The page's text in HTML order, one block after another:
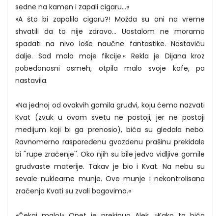
sedne na kamen i zapali cigaru...«
»A što bi zapalilo cigaru?! Možda su oni na vreme
shvatili da to nije zdravo... Uostalom ne moramo
spadati na nivo loše naučne fantastike. Nastaviću
dalje. Sad malo moje fikcije.« Rekla je Dijana kroz
pobedonosni osmeh, otpila malo svoje kafe, pa
nastavila.
»Na jednoj od ovakvih gomila grudvi, koju ćemo nazvati
Kvat (zvuk u ovom svetu ne postoji, jer ne postoji
medijum koji bi ga prenosio), bića su gledala nebo.
Ravnomerno raspoređenu gvozdenu prašinu prekidale
bi ''rupe zračenje''. Oko njih su bile jedva vidljive gomile
grudvaste materije. Takav je bio i Kvat. Na nebu su
sevale nuklearne munje. Ove munje i nekontrolisana
zračenja Kvati su zvali bogovima.«